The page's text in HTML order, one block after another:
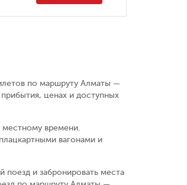
по маршруту Алматы —
ценах и доступных
местному времени.
вагонами и
и забронировать места